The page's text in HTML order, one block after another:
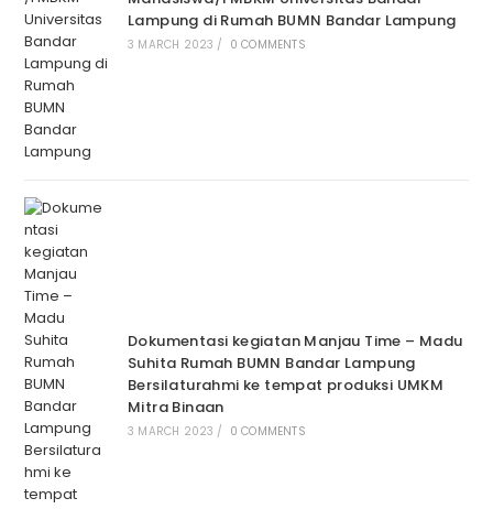
Lampung di Rumah BUMN Bandar Lampung
3 MARCH 2023 / 0 COMMENTS
Dokumentasi kegiatan Manjau Time – Madu
Suhita Rumah BUMN Bandar Lampung
Bersilaturahmi ke tempat produksi UMKM
Mitra Binaan
3 MARCH 2023 / 0 COMMENTS